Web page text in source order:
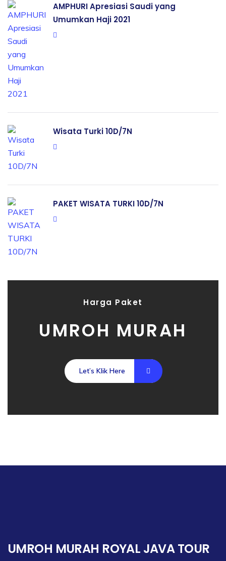
AMPHURI Apresiasi Saudi yang
Umumkan Haji 2021
Wisata Turki 10D/7N
PAKET WISATA TURKI 10D/7N
Harga Paket
UMROH MURAH
Let’s Klik Here
UMROH MURAH ROYAL JAVA TOUR